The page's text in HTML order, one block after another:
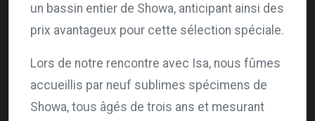
un bassin entier de Showa, anticipant ainsi des
prix avantageux pour cette sélection spéciale.
Lors de notre rencontre avec Isa, nous fûmes
accueillis par neuf sublimes spécimens de
Showa, tous âgés de trois ans et mesurant